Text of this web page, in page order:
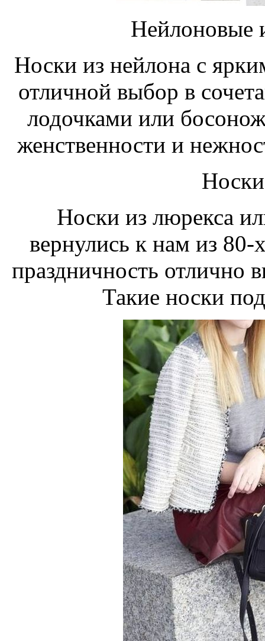
Нейлоновые
Носки из нейлона с
отличной выбор в
лодочками или
женственности и
Носки из люрекса
вернулись к нам из
праздничность отлично
Такие носки